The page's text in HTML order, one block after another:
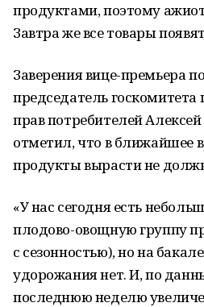
продуктами, поэтому
Завтра же все товары
Заверения вице-премьера
председатель госкомитета
прав потребителей
отметил, что в ближайшее
продукты вырасти не
«У нас сегодня есть
плодово-овощную группу
с сезонностью), но на
удорожания нет. И, по
последнюю неделю